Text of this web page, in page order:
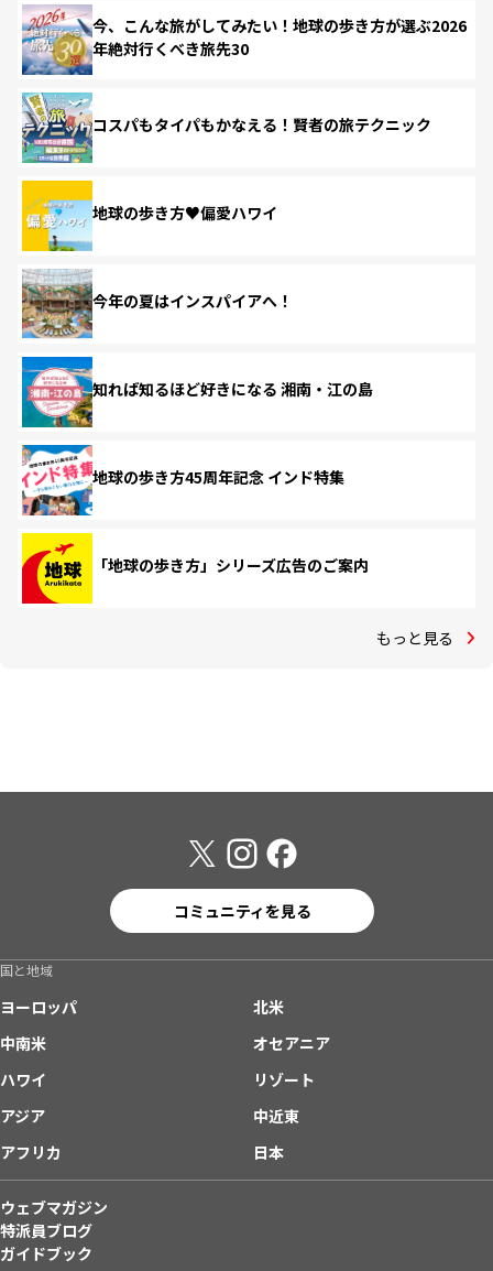
今、こんな旅がしてみたい！地球の歩き方が選ぶ2026
年絶対行くべき旅先30
コスパもタイパもかなえる！賢者の旅テクニック
地球の歩き方♥偏愛ハワイ
今年の夏はインスパイアへ！
知れば知るほど好きになる 湘南・江の島
地球の歩き方45周年記念 インド特集
「地球の歩き方」シリーズ広告のご案内
もっと見る
コミュニティを見る
国と地域
ヨーロッパ
北米
中南米
オセアニア
ハワイ
リゾート
アジア
中近東
アフリカ
日本
ウェブマガジン
特派員ブログ
ガイドブック